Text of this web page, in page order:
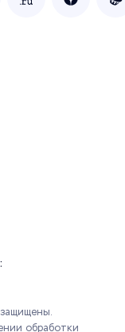
обработки